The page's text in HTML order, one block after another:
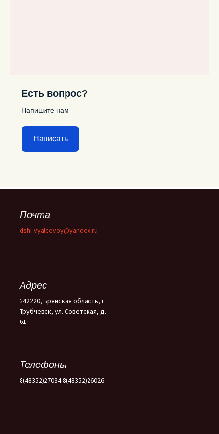
Есть вопрос?
Напишите нам
Написать
Почта
dshi-vyalcevoy@yandex.ru
Адрес
242220, Брянская область, г.
Трубчевск, ул. Советская, д.
61
Телефоны
8(48352)27034 8(48352)26026